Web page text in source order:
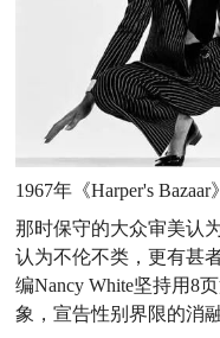
1967年《Harper's
那时保守的大众审美认
认为不伦不类，更有甚
编Nancy White坚持用8
象，宣告性别界限的消融